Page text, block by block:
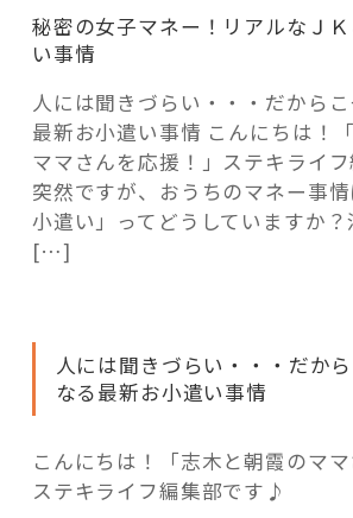
「モノ」
fleXe
「ひと」
秘密の女子マネー！リアルなＪ
い事情
人には聞きづらい・・・だから
最新お小遣い事情 こんにちは！
ママさんを応援！」ステキライ
突然ですが、おうちのマネー事
小遣い」ってどうしていますか
[…]
人には聞きづらい・・・だか
なる最新お小遣い事情
こんにちは！「志木と朝霞のママ
ステキライフ編集部です♪